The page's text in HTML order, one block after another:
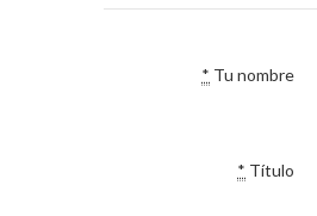
* Tu nombre
* Título